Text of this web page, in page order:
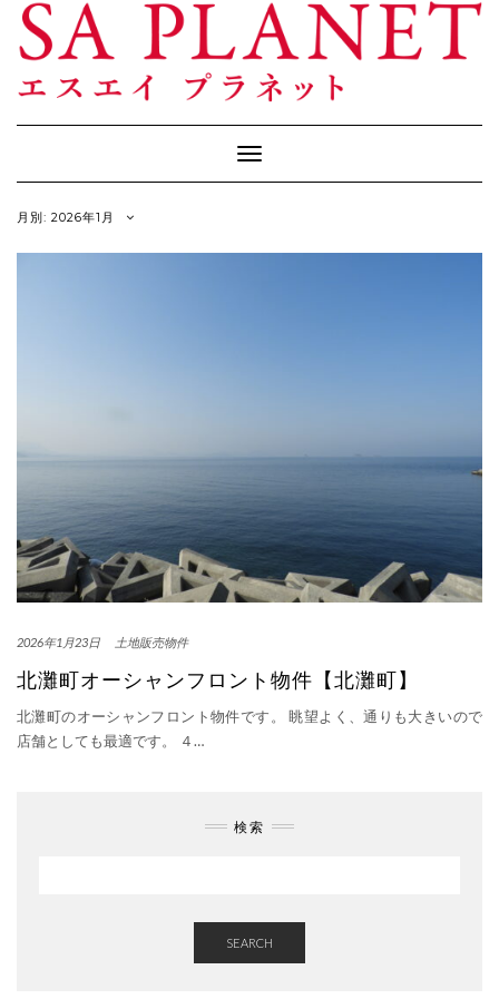
Skip
content
Toggle
Navigation
月別: 2026年1月
2026年1月23日 土地販売物件
北灘町オーシャンフロント物件【北灘町】
北灘町のオーシャンフロント物件です。 眺望よく、通りも大きいので
店舗としても最適です。 ４…
検索
SEARCH